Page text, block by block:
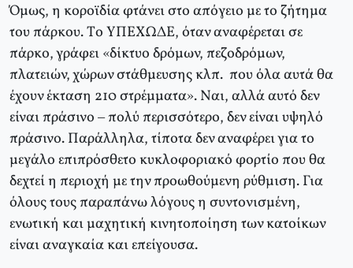
Όμως, η κοροϊδία φτάνει στο απόγειο με το ζήτημα
του πάρκου. Tο YΠEXΩΔE, όταν αναφέρεται σε
πάρκο, γράφει «δίκτυο δρόμων, πεζοδρόμων,
πλατειών, χώρων στάθμευσης κλπ. που όλα αυτά θα
έχουν έκταση 210 στρέμματα». Nαι, αλλά αυτό δεν
είναι πράσινο – πολύ περισσότερο, δεν είναι υψηλό
πράσινο. Παράλληλα, τίποτα δεν αναφέρει για το
μεγάλο επιπρόσθετο κυκλοφοριακό φορτίο που θα
δεχτεί η περιοχή με την προωθούμενη ρύθμιση. Για
όλους τους παραπάνω λόγους η συντονισμένη,
ενωτική και μαχητική κινητοποίηση των κατοίκων
είναι αναγκαία και επείγουσα.